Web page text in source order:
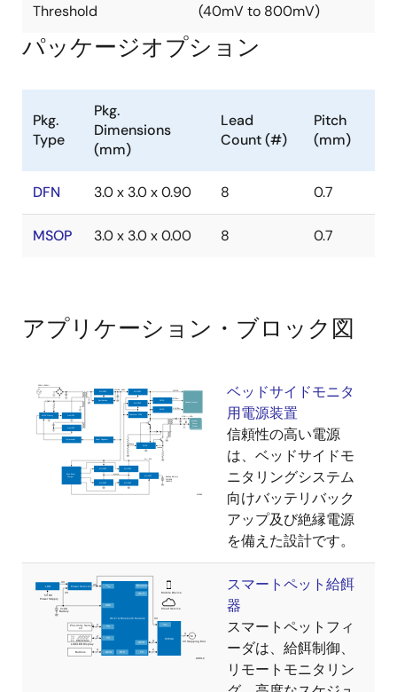
Threshold
(40mV to 800mV)
パッケージオプション
Pkg.
Type
Pkg.
Dimensions
(mm)
Lead
Count (#)
Pitch
(mm)
DFN 3.0 x 3.0 x 0.90 8 0.7
MSOP 3.0 x 3.0 x 0.00 8 0.7
アプリケーション・ブロック図
ベッドサイドモニタ
用電源装置
信頼性の高い電源
は、ベッドサイドモ
ニタリングシステム
向けバッテリバック
アップ及び絶縁電源
を備えた設計です。
スマートペット給餌
器
スマートペットフィ
ーダは、給餌制御、
リモートモニタリン